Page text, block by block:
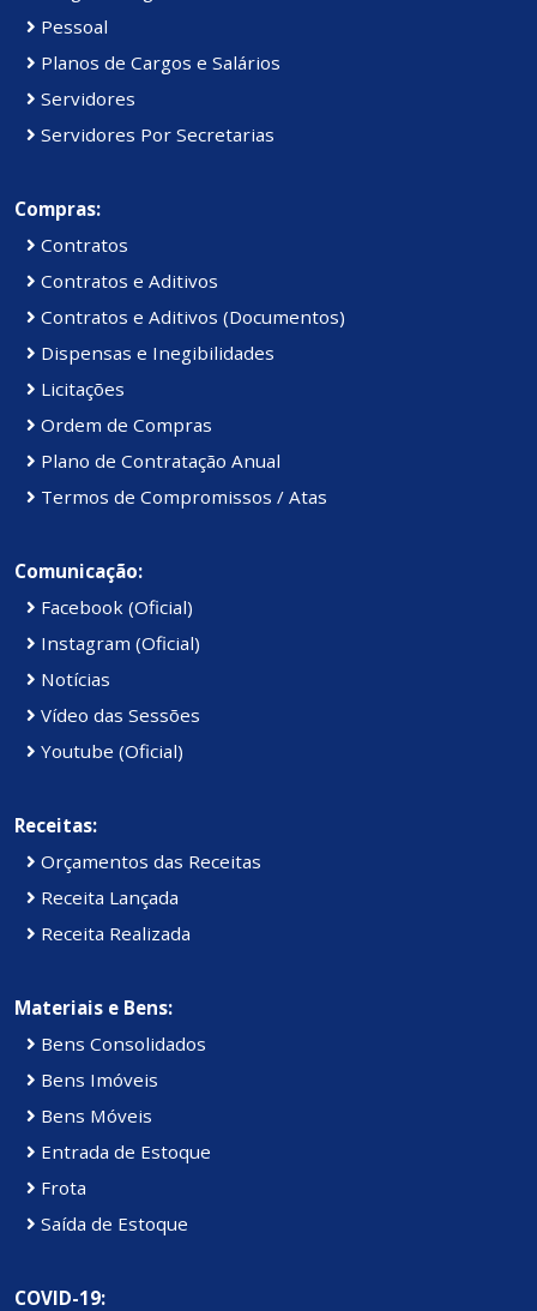
Pessoal
Planos de Cargos e Salários
Servidores
Servidores Por Secretarias
Compras:
Contratos
Contratos e Aditivos
Contratos e Aditivos (Documentos)
Dispensas e Inegibilidades
Licitações
Ordem de Compras
Plano de Contratação Anual
Termos de Compromissos / Atas
Comunicação:
Facebook (Oficial)
Instagram (Oficial)
Notícias
Vídeo das Sessões
Youtube (Oficial)
Receitas:
Orçamentos das Receitas
Receita Lançada
Receita Realizada
Materiais e Bens:
Bens Consolidados
Bens Imóveis
Bens Móveis
Entrada de Estoque
Frota
Saída de Estoque
COVID-19: